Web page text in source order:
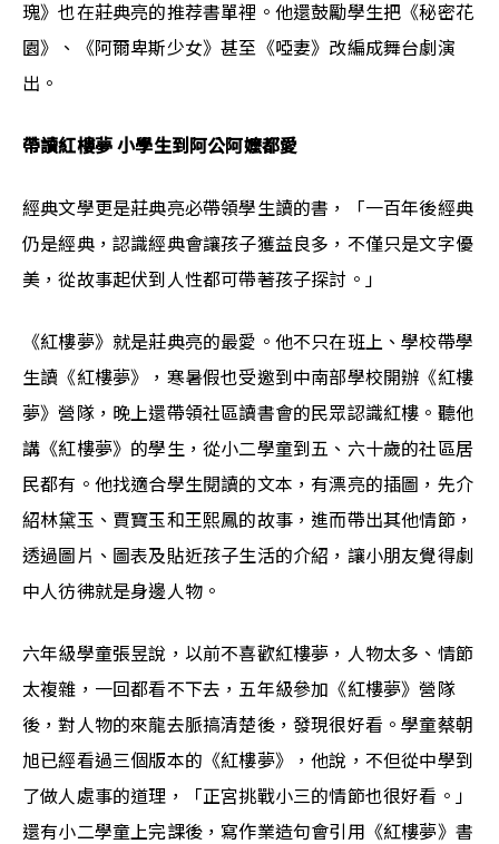
瑰》也在莊典亮的推荐書單裡。他還鼓勵學生把《秘密花
園》、《阿爾卑斯少女》甚至《啞妻》改編成舞台劇演
出。
帶讀紅樓夢 小學生到阿公阿嬤都愛
經典文學更是莊典亮必帶領學生讀的書，「一百年後經典
仍是經典，認識經典會讓孩子獲益良多，不僅只是文字優
美，從故事起伏到人性都可帶著孩子探討。」
《紅樓夢》就是莊典亮的最愛。他不只在班上、學校帶學
生讀《紅樓夢》，寒暑假也受邀到中南部學校開辦《紅樓
夢》營隊，晚上還帶領社區讀書會的民眾認識紅樓。聽他
講《紅樓夢》的學生，從小二學童到五、六十歲的社區居
民都有。他找適合學生閱讀的文本，有漂亮的插圖，先介
紹林黛玉、賈寶玉和王熙鳳的故事，進而帶出其他情節，
透過圖片、圖表及貼近孩子生活的介紹，讓小朋友覺得劇
中人彷彿就是身邊人物。
六年級學童張昱說，以前不喜歡紅樓夢，人物太多、情節
太複雜，一回都看不下去，五年級參加《紅樓夢》營隊
後，對人物的來龍去脈搞清楚後，發現很好看。學童蔡朝
旭已經看過三個版本的《紅樓夢》，他說，不但從中學到
了做人處事的道理，「正宮挑戰小三的情節也很好看。」
還有小二學童上完課後，寫作業造句會引用《紅樓夢》書